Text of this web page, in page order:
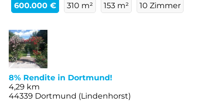
600.000 € 310 m² 153 m² 10 Zimmer
8% Rendite in Dortmund!
4,29 km
44339 Dortmund (Lindenhorst)